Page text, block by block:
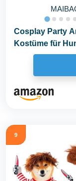
Cosplay Party
Kostüme für
9